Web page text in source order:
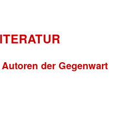
der Gegenwart